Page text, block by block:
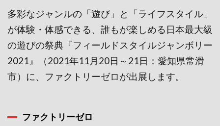
多彩なジャンルの「遊び」と「ライフスタイル」
が体験・体感できる、誰もが楽しめる日本最大級
の遊びの祭典『フィールドスタイルジャンボリー
2021』（2021年11月20日～21日：愛知県常滑
市）に、ファクトリーゼロが出展します。
ファクトリーゼロ